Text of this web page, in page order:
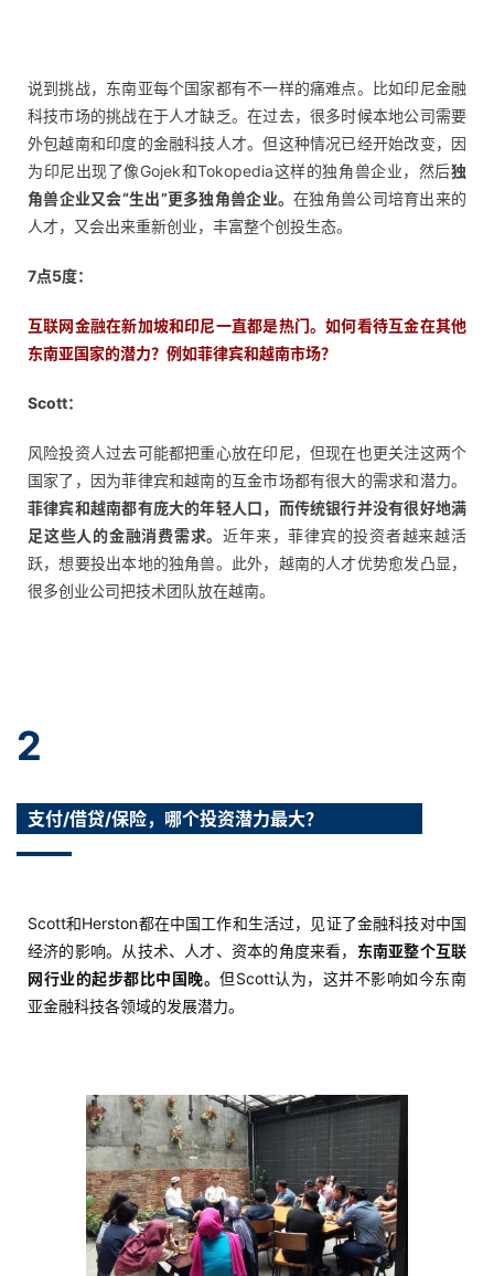
说到挑战，东南亚每个国家都有不一样的痛难点。比如印尼金融
科技市场的挑战在于人才缺乏。在过去，很多时候本地公司需要
外包越南和印度的金融科技人才。但这种情况已经开始改变，因
为印尼出现了像Gojek和Tokopedia这样的独角兽企业，然后独
角兽企业又会“生出”更多独角兽企业。在独角兽公司培育出来的
人才，又会出来重新创业，丰富整个创投生态。
7点5度：
互联网金融在新加坡和印尼一直都是热门。如何看待互金在其他
东南亚国家的潜力？例如菲律宾和越南市场？
Scott：
风险投资人过去可能都把重心放在印尼，但现在也更关注这两个
国家了，因为菲律宾和越南的互金市场都有很大的需求和潜力。
菲律宾和越南都有庞大的年轻人口，而传统银行并没有很好地满
足这些人的金融消费需求。近年来，菲律宾的投资者越来越活
跃，想要投出本地的独角兽。此外，越南的人才优势愈发凸显，
很多创业公司把技术团队放在越南。
2
支付/借贷/保险，哪个投资潜力最大？
Scott和Herston都在中国工作和生活过，见证了金融科技对中国
经济的影响。从技术、人才、资本的角度来看， 东南亚整个互联
网行业的起步都比中国晚。但Scott认为，这并不影响如今东南
亚金融科技各领域的发展潜力。